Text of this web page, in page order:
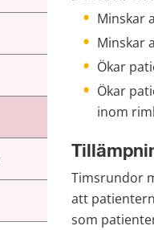
Minskar
Minskar
Ökar
Ökar
inom
Timsrundor
att
som